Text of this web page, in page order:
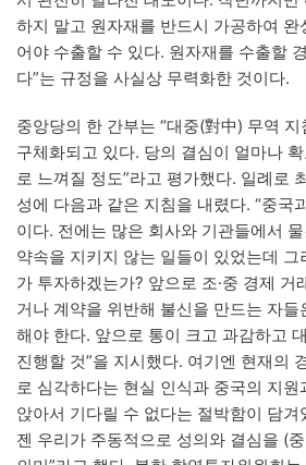
하지 말고 원자재를 반드시 가공하여 완
어야 수출할 수 있다. 원자재를 수출할
다”는 규정을 사실상 무력화한 것이다.
중앙당의 한 간부는 “대중(對中) 무역
구체화되고 있다. 당의 결심이 얼마나
로 느껴질 정도”라고 평가했다. 일례로
성에 다음과 같은 지침을 내렸다. “중국
이다. 전에는 많은 회사와 기관들에서
약속을 지키지 않는 일들이 있었는데
가 투자하겠는가? 앞으로 조·중 경제 거
거나 계약을 위반해 불신을 만드는 자들
해야 한다. 앞으로 통이 크고 과감하고
진행할 것”을 지시했다. 여기엔 현재의
로 심각하다는 현실 인식과 중국의 지원
앉아서 기다릴 수 없다는 절박함이 담겨
젠 우리가 주동적으로 성의와 결심을 (